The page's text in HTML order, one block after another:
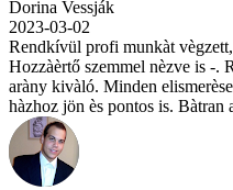
Dorina Vessják
2023-03-02
Rendkívül profi munkàt
Hozzàèrtő szemmel nèzve is -.
aràny kivàló. Minden
hàzhoz jön ès pontos is.